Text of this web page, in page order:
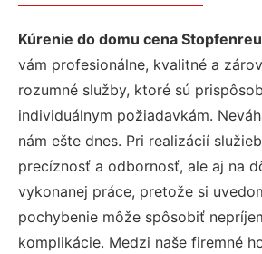
Kúrenie do domu cena
vám profesionálne, kvalitné a
rozumné služby, ktoré sú
individuálnym požiadavkám.
nám ešte dnes. Pri realizácií
precíznosť a odbornosť, ale aj na
vykonanej práce, pretože si
pochybenie môže spôsobiť
komplikácie. Medzi naše firemné